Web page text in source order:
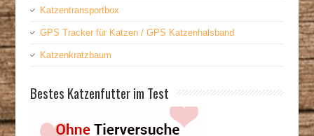
Katzentransportbox
GPS Tracker für Katzen / GPS Katzenhalsband
Katzenkratzbaum
Bestes Katzenfutter im Test